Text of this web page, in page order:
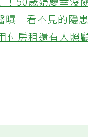
50歲婦慶幸沒
「看不見的隱
房租還有人照